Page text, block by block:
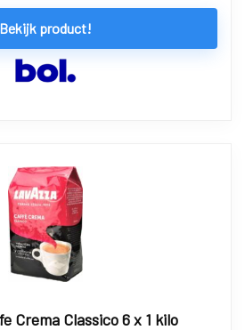
Bekijk product!
Crema Classico 6 x 1 kilo